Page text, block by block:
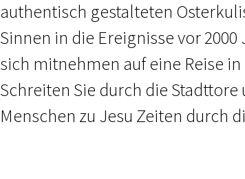
authentisch gestalteten
Sinnen in die Ereignisse vor 2000
sich mitnehmen auf eine Reise
Schreiten Sie durch die
Menschen zu Jesu Zeiten durch